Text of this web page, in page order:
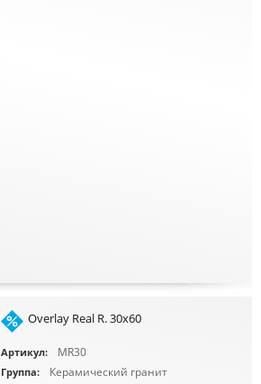
Overlay Real R. 30x60
Артикул: MR30
Группа:
Керамический гранит